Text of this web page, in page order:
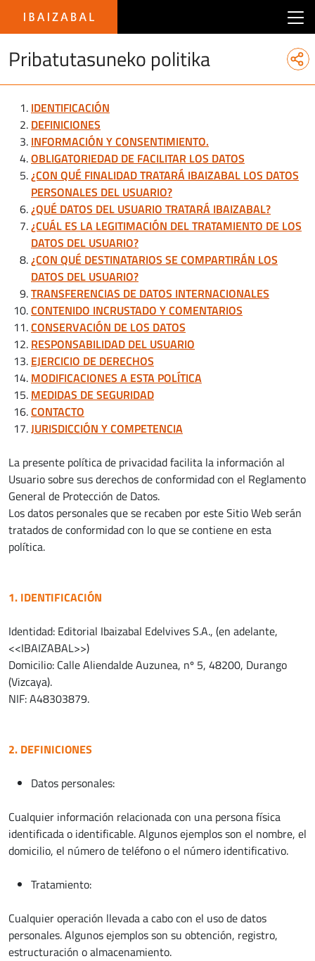
Pribatutasuneko politika
IDENTIFICACIÓN
DEFINICIONES
INFORMACIÓN Y CONSENTIMIENTO.
OBLIGATORIEDAD DE FACILITAR LOS DATOS
¿CON QUÉ FINALIDAD TRATARÁ IBAIZABAL LOS DATOS
PERSONALES DEL USUARIO?
¿QUÉ DATOS DEL USUARIO TRATARÁ IBAIZABAL?
¿CUÁL ES LA LEGITIMACIÓN DEL TRATAMIENTO DE LOS
DATOS DEL USUARIO?
¿CON QUÉ DESTINATARIOS SE COMPARTIRÁN LOS
DATOS DEL USUARIO?
TRANSFERENCIAS DE DATOS INTERNACIONALES
CONTENIDO INCRUSTADO Y COMENTARIOS
CONSERVACIÓN DE LOS DATOS
RESPONSABILIDAD DEL USUARIO
EJERCICIO DE DERECHOS
MODIFICACIONES A ESTA POLÍTICA
MEDIDAS DE SEGURIDAD
CONTACTO
JURISDICCIÓN Y COMPETENCIA
La presente política de privacidad facilita la información al
Usuario sobre sus derechos de conformidad con el Reglamento
General de Protección de Datos.
Los datos personales que se recaben por este Sitio Web serán
tratados de conformidad con lo que se contiene en esta
política.
1. IDENTIFICACIÓN
Identidad: Editorial Ibaizabal Edelvives S.A., (en adelante,
<<IBAIZABAL>>)
Domicilio: Calle Aliendalde Auzunea, nº 5, 48200, Durango
(Vizcaya).
NIF: A48303879.
2. DEFINICIONES
Datos personales:
Cualquier información relacionada con una persona física
identificada o identificable. Algunos ejemplos son el nombre, el
domicilio, el número de teléfono o el número identificativo.
Tratamiento:
Cualquier operación llevada a cabo con el uso de datos
personales. Algunos ejemplos son su obtención, registro,
estructuración o almacenamiento.